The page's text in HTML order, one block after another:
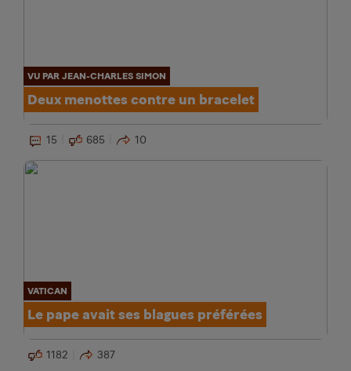
VU PAR JEAN-CHARLES SIMON
Deux menottes contre un bracelet
15 685 10
VATICAN
Le pape avait ses blagues préférées
1182 387